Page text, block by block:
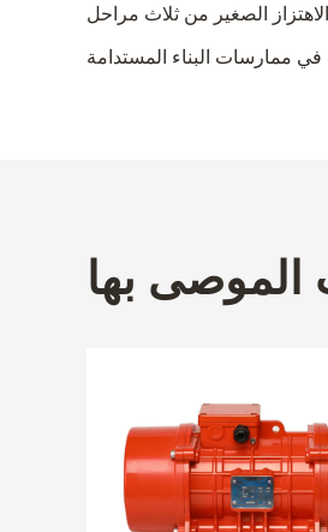
الصغير من ثلاث مراحل
في ممارسات البناء المستدامة
الموصى بها